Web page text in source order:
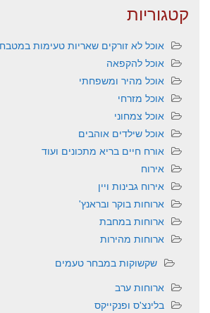
קטגוריות
אוכל לא זורקים שאריות טעימות
אוכל להקפאה
אוכל מהיר ומשפחתי
אוכל מזרחי
אוכל צמחוני
אוכל שילדים אוהבים
אורח חיים בריא מתכונים ועוד
אירוח
אירוח גבינות ויין
ארוחות בוקר ובראנץ'
ארוחות במחבת
ארוחות מהירות
שקשוקות במבחר טעמים
ארוחות ערב
בלינצ'ס ופנקייקס